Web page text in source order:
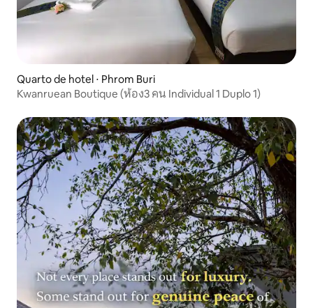
Quarto de hotel ⋅ Phrom Buri
Kwanruean Boutique (ห้อง3 คน Individual 1 Duplo 1)